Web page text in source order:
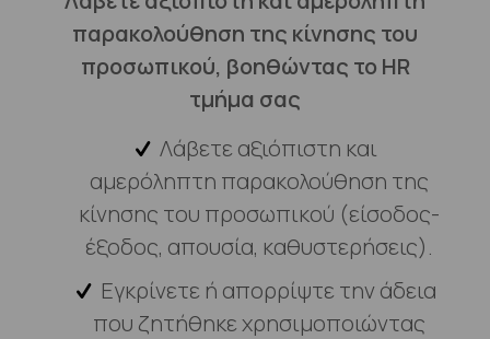
παρακολούθηση της κίνησης του
προσωπικού, βοηθώντας το HR
τμήμα σας
Λάβετε αξιόπιστη και
αμερόληπτη παρακολούθηση της
κίνησης του προσωπικού (είσοδος-
έξοδος, απουσία, καθυστερήσεις).
Εγκρίνετε ή απορρίψτε την άδεια
που ζητήθηκε χρησιμοποιώντας